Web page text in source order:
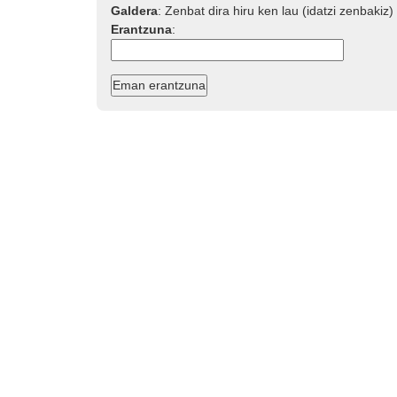
Galdera:Zenbat dira hiru ken lau (idatzi zenbakiz)
Erantzuna: